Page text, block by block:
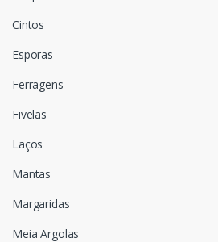
Cintos
Esporas
Ferragens
Fivelas
Laços
Mantas
Margaridas
Meia Argolas